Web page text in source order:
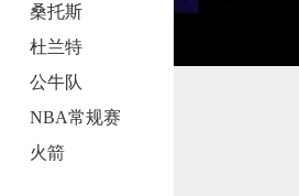
桑托斯
杜兰特
公牛队
NBA常规赛
火箭